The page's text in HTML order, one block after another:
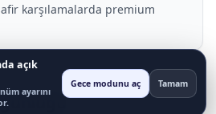
karşılamalarda premium
açık
ayarını
Gece modunu aç Tamam